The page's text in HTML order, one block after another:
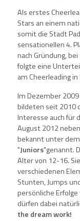
Als erstes
Stars an einem
somit die Stadt
sensationellen 4.
nach Gründung,
folgte eine
am Cheerleading
Im Dezember
bildeten seit 2010
Interesse auch für
August 2012
bekannt unter
"Juniors"genannt.
Alter von 12-16.
verschiedenen
Stunten, Jumps
persönliche
dürfen dabei
the dream work!